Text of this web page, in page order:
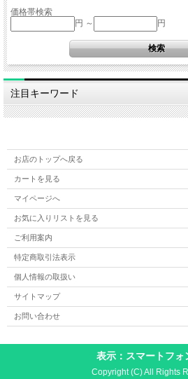
価格帯検索
円 ～
円
注目キーワード
お店のトップへ戻る
カートを見る
マイページへ
お気に入りリストを見る
ご利用案内
特定商取引法表示
個人情報の取扱い
サイトマップ
お問い合わせ
表示：スマートフォ
Copyright (C) All Rights